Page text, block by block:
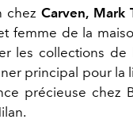
chez Carven, Mark
femme de la
les collections
principal pour la
précieuse chez